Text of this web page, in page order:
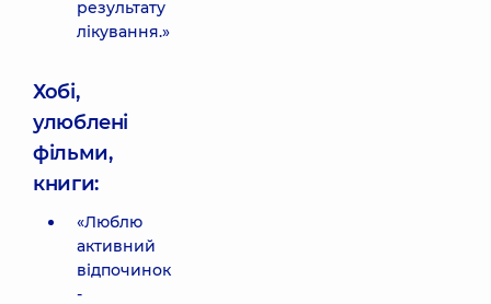
результату
лікування.»
Хобі,
улюблені
фільми,
книги:
«Люблю
активний
відпочинок
-